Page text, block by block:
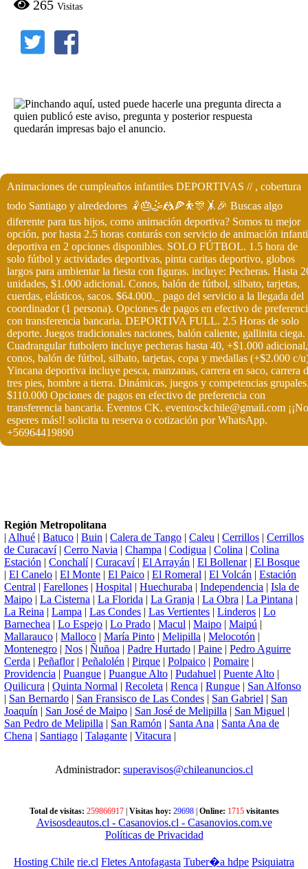
265 Visitas
Animaciones de cumpleaños infantiles DEPORTIVAS // , cobertura
todo Santiago y alrededores 🤾🎂🤹🤼🍕⛹️🎊🤸🎉 Buscas algo
diferente para tus hijos, como animación deportiva? Somos tu mejor
opción, por hasta 2.5 horas contarás con servicio de animación
deportiva en 2 opciones disponibles. SOLO FÚTBOL. 1.5 hora de
solo fútbol y actividades deportivas, pinta caritas deportivo, globos
largos para ambientar la fiesta con figuras. incluye: Pecheras. Hasta
unidades, $1.000 adicional. Conos, balón de fútbol, silbato, tarjetas,
cuerdas, elásticos, sacos. $64.000._ pago del servicio a la llegada del
coordinador (1 persona). Opciones de pagos en efectivo de
con transferencia bancaria. DEPORTIVA FULL. 2.5 Horas de solo
deporte. Juegos tradicionales naciones, balón caliente, gallinita ciega.
Cuadrangular futbolero incluye pecheras hasta 40, +$1.000 adicional,
conos, balón de fútbol, silbato, tarjetas, copa y medallas (+$2.000 c/
Yincana deportiva incluye pesca, manzanas, carrera en saco, carrera
tres pies, hombre a tierra. Dinámicas, juegos y competencias
$110.000 Opciones de pagos en efectivo de preferencia con
transferencia bancaria. Eventos CK. eventosckchile@gmail.com ¡¡No
esperes más!! solicita tu reserva o cotización por WhatsApp.
+56964419890
Región Metropolitana
| Alhué | Batuco | Buin | Calera de Tango | Caleu | Cerrillos | Cerrillos
de Curacaví| Cerro Navia | Champa | Codigua | Colina | Colina
Estación | Conchalí| Curacaví| El Arrayán | El Bollenar| El Bosque
| El Canelo | El Monte | El Paico | El Romeral | El Volcán | Estación
Central | Farellones | Hospital | Huechuraba | Independencia | Isla de
Maipo | La Cisterna | La Florida | La Granja | La Obra | La Pintana |
La Reina | Lampa | Las Condes | Las Vertientes | Linderos | Lo
Barnechea | Lo Espejo | Lo Prado | Macul | Maipo | Maipú |
Mallarauco | Malloco | María Pinto | Melipilla | Melocotón |
Montenegro | Nos | Ñuñoa | Padre Hurtado | Paine | Pedro Aguirre
Cerda | Peñaflor| Peñalolén | Pirque | Polpaico | Pomaire |
Providencia | Puangue | Puangue Alto | Pudahuel | Puente Alto |
Quilicura | Quinta Normal | Recoleta | Renca | Rungue | San Alfonso
| San Bernardo | San Fransisco de Las Condes | San Gabriel | San
Joaquín | San José de Maipo | San José de Melipilla | San Miguel |
San Pedro de Melipilla | San Ramón | Santa Ana | Santa Ana de
Chena | Santiago | Talagante | Vitacura |
Administrador: superavisos@chileanuncios.cl
Total de visitas: 259866917| Visitas hoy: 29698| Online: 1715 visitantes
Avisosdeautos.cl - Casanovios.cl - Casanovios.com.ve
Políticas de Privacidad
Hosting Chile rie.cl Fletes Antofagasta Tuber�a hdpe Psiquiatra